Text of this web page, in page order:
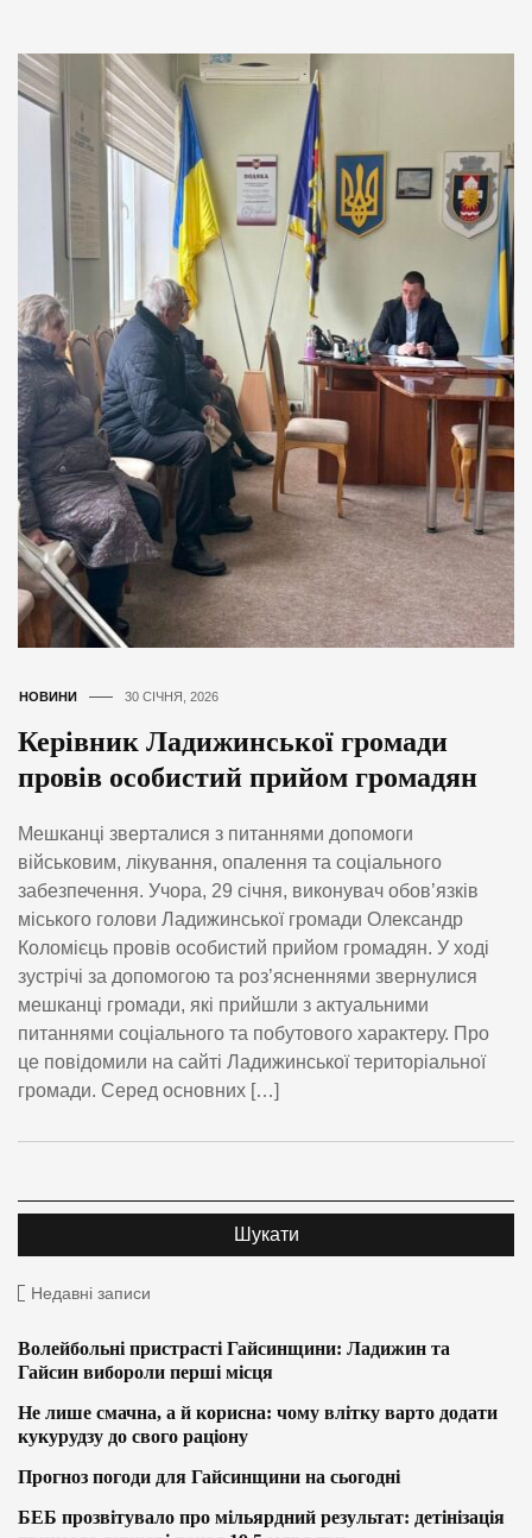
НОВИНИ 30 СІЧНЯ, 2026
Керівник Ладижинської громади
провів особистий прийом громадян
Мешканці зверталися з питаннями допомоги
військовим, лікування, опалення та соціального
забезпечення. Учора, 29 січня, виконувач обов’язків
міського голови Ладижинської громади Олександр
Коломієць провів особистий прийом громадян. У ході
зустрічі за допомогою та роз’ясненнями звернулися
мешканці громади, які прийшли з актуальними
питаннями соціального та побутового характеру. Про
це повідомили на сайті Ладижинської територіальної
громади. Серед основних […]
Недавні записи
Волейбольні пристрасті Гайсинщини: Ладижин та
Гайсин вибороли перші місця
Не лише смачна, а й корисна: чому влітку варто додати
кукурудзу до свого раціону
Прогноз погоди для Гайсинщини на сьогодні
БЕБ прозвітувало про мільярдний результат: детінізація